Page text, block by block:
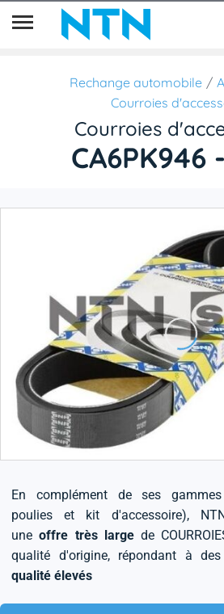
Rechange automobile
Courroies
Courroies
CA6PK946
En complément de ses
poulies et kit d'accessoire),
uneoffre très largede
qualité d'origine, répondant à
qualité élevés